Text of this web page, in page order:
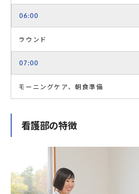
06:00
ラウンド
07:00
モーニングケア、朝食準備
看護部の特徴